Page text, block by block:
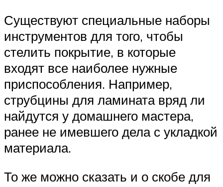
Существуют специальные наборы
инструментов для того, чтобы
стелить покрытие, в которые
входят все наиболее нужные
приспособления. Например,
струбцины для ламината вряд ли
найдутся у домашнего мастера,
ранее не имевшего дела с укладкой
материала.
То же можно сказать и о скобе для